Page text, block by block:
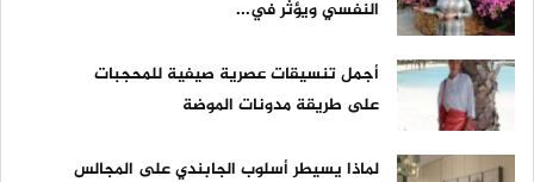
النفسي ويؤثر في...
أجمل تنسيقات عصرية صيفية للمحجبات
على طريقة مدونات الموضة
لماذا يسيطر أسلوب الجابندي على المجالس